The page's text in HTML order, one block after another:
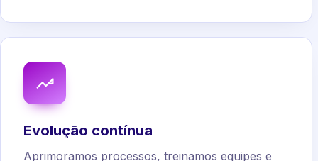
Evolução contínua
Aprimoramos processos, treinamos equipes e